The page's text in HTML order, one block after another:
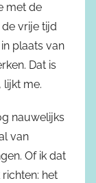
met de
vrije tijd
plaats van
Dat is
lijkt me.
nauwelijks
van
Of ik dat
het